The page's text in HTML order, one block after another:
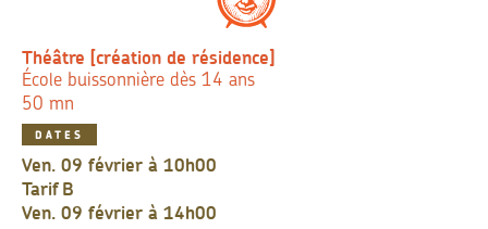
Théâtre [création de résidence]
École buissonnière dès 14 ans
50 mn
DATES
ven. 09 février à 10h00
TarifB
ven. 09 février à 14h00